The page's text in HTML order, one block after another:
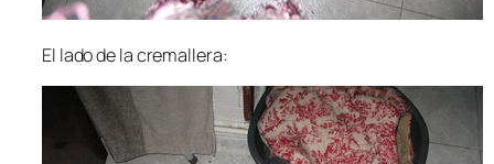
El lado de la cremallera: